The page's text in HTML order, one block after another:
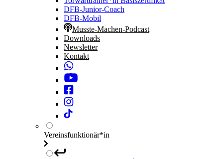
DFB-Junior-Coach
DFB-Mobil
Musste-Machen-Podcast
Downloads
Newsletter
Kontakt
Vereinsfunktionär*in